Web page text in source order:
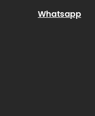
Whatsapp